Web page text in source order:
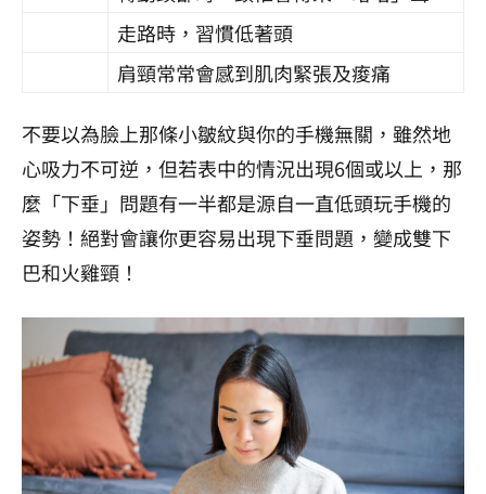
走路時，習慣低著頭
肩頸常常會感到肌肉緊張及痠痛
不要以為臉上那條小皺紋與你的手機無關，雖然地
心吸力不可逆，但若表中的情況出現6個或以上，那
麼「下垂」問題有一半都是源自一直低頭玩手機的
姿勢！絕對會讓你更容易出現下垂問題，變成雙下
巴和火雞頸！